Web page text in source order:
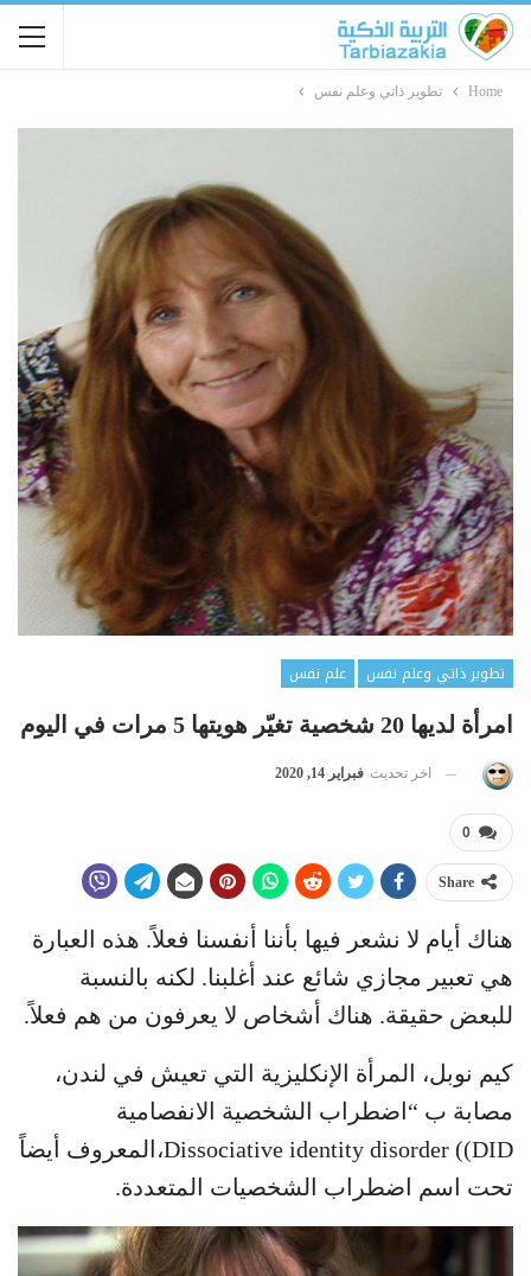
Home تطوير ذاتي وعلم نفس
تطوير ذاتي وعلم نفس
علم نفس
امرأة لديها 20 شخصية تغيّر هويتها 5 مرات في اليوم
اخر تحديث فبراير 14, 2020
0
Share
هناك أيام لا نشعر فيها بأننا أنفسنا فعلاً. هذه العبارة
هي تعبير مجازي شائع عند أغلبنا. لكنه بالنسبة
للبعض حقيقة. هناك أشخاص لا يعرفون من هم فعلاً.
كيم نوبل، المرأة الإنكليزية التي تعيش في لندن،
مصابة ب “اضطراب الشخصية الانفصامية
Dissociative identity disorder ((DID،المعروف أيضاً
تحت اسم اضطراب الشخصيات المتعددة.